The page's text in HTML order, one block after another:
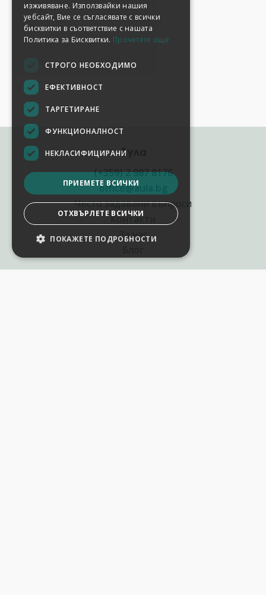
Аула
(+359) 2 987 8176
office@aula.bg
Често задавани въпроси
Контакти
За нас
изживяване. Използвайки нашия
уебсайт, Вие се съгласявате с всички
бисквитки в съответствие с нашата
Политика за Бисквитки. Прочетете още
СТРОГО НЕОБХОДИМО
ЕФЕКТИВНОСТ
ТАРГЕТИРАНЕ
ФУНКЦИОНАЛНОСТ
НЕКЛАСИФИЦИРАНИ
ПРИЕМЕТЕ ВСИЧКИ
ОТХВЪРЛЕТЕ ВСИЧКИ
ПОКАЖЕТЕ ПОДРОБНОСТИ